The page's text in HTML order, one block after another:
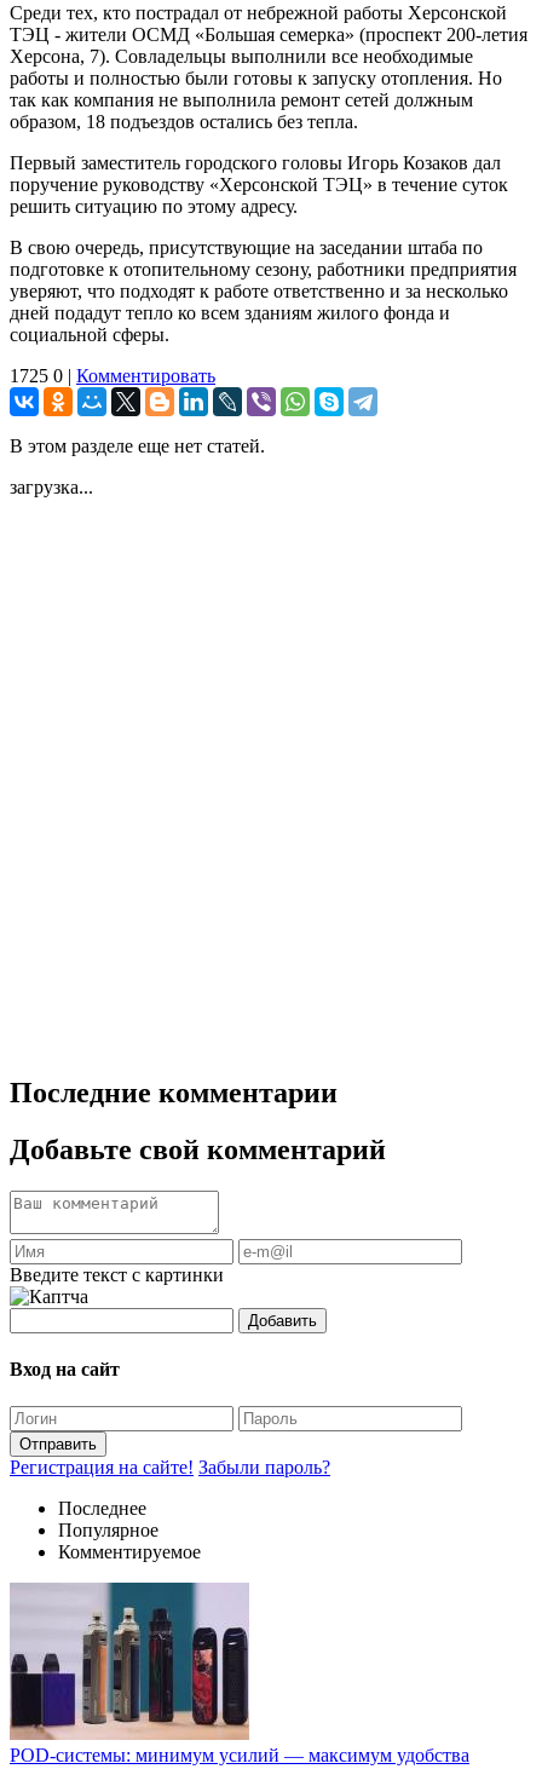
Среди тех, кто пострадал от небрежной работы Херсонской
ТЭЦ - жители ОСМД «Большая семерка» (проспект 200-летия
Херсона, 7). Совладельцы выполнили все необходимые
работы и полностью были готовы к запуску отопления. Но
так как компания не выполнила ремонт сетей должным
образом, 18 подъездов остались без тепла.
Первый заместитель городского головы Игорь Козаков дал
поручение руководству «Херсонской ТЭЦ» в течение суток
решить ситуацию по этому адресу.
В свою очередь, присутствующие на заседании штаба по
подготовке к отопительному сезону, работники предприятия
уверяют, что подходят к работе ответственно и за несколько
дней подадут тепло ко всем зданиям жилого фонда и
социальной сферы.
1725 0 | Комментировать
В этом разделе еще нет статей.
загрузка...
Последние комментарии
Добавьте свой комментарий
Введите текст с картинки
Добавить
Вход на сайт
Отправить
Регистрация на сайте! Забыли пароль?
Последнее
Популярное
Комментируемое
POD-системы: минимум усилий — максимум удобства